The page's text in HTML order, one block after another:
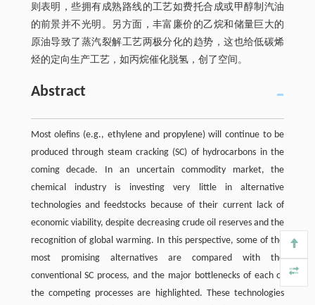
则表明，些拥有成熟路线的工艺如费托合成或甲醇制汽油
的前景并不光明。另方面，丰富廉价的乙烷和储量巨大的
原油导致了蒸汽裂解工艺两极分化的趋势，这也给低碳烯
烃的定向生产工艺，如丙烷催化脱氢，创了空间。
Abstract
Most olefins (e.g., ethylene and propylene) will continue to be
produced through steam cracking (SC) of hydrocarbons in the
coming decade. In an uncertain commodity market, the
chemical industry is investing very little in alternative
technologies and feedstocks because of their current lack of
economic viability, despite decreasing crude oil reserves and the
recognition of global warming. In this perspective, some of the
most promising alternatives are compared with the
conventional SC process, and the major bottlenecks of each of
the competing processes are highlighted. These technologies